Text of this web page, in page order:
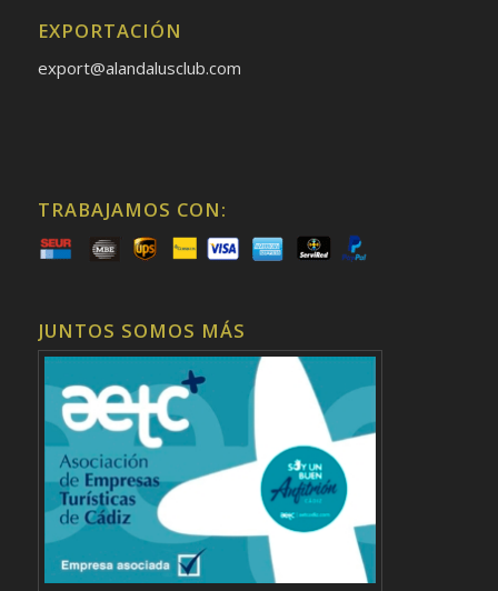
EXPORTACIÓN
export@alandalusclub.com
TRABAJAMOS CON:
JUNTOS SOMOS MÁS